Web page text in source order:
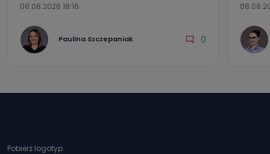
08.08.2026 18:16
Paulina Szczepaniak 0
Pobierz logotyp